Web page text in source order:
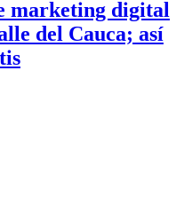
marketing digital
del Cauca; así